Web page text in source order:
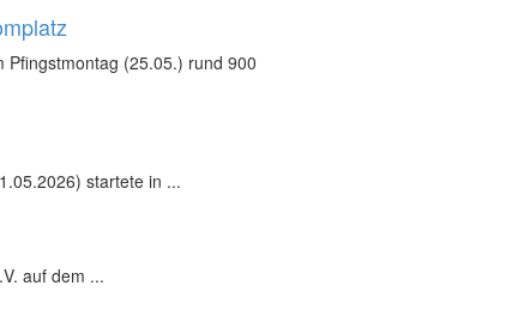
(25.05.) rund 900
startete in ...
auf dem ...